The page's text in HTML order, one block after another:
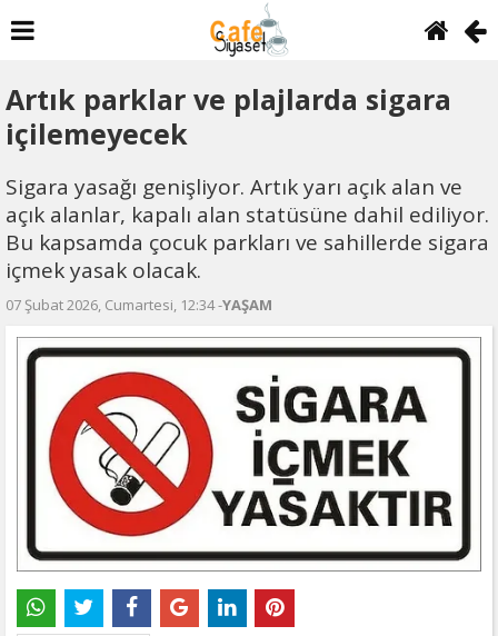
Artık parklar ve plajlarda sigara
içilemeyecek
Sigara yasağı genişliyor. Artık yarı açık alan ve
açık alanlar, kapalı alan statüsüne dahil ediliyor.
Bu kapsamda çocuk parkları ve sahillerde sigara
içmek yasak olacak.
07 Şubat 2026, Cumartesi, 12:34 -YAŞAM